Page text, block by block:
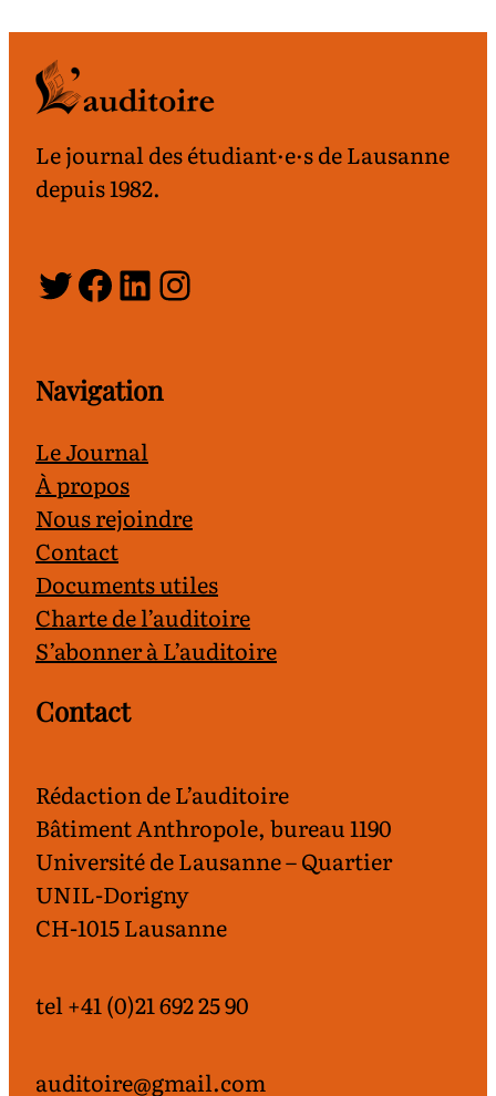
Le journal des étudiant·e·s de Lausanne
depuis 1982.
Twitter
Facebook
LinkedIn
Instagram
Navigation
Le Journal
À propos
Nous rejoindre
Contact
Documents utiles
Charte de l’auditoire
S’abonner à L’auditoire
Contact
Rédaction de L’auditoire
Bâtiment Anthropole, bureau 1190
Université de Lausanne – Quartier
UNIL-Dorigny
CH-1015 Lausanne
tel +41 (0)21 692 25 90
auditoire@gmail.com